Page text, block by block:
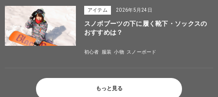
アイテム 2026年5月24日
スノボブーツの下に履く靴下・ソックスの
おすすめは？
初心者 服装 小物 スノーボード
もっと見る